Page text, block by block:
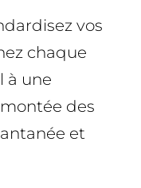
vos
chaque
à une
des
et